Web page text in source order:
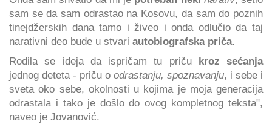
șam se da sam odrastao na Kosovu, da sam do poznih
tinejdžerskih dana tamo i živeo i onda odlučio da taj
narativni deo bude u stvari autobiografska priča.
Rodila se ideja da ispričam tu pričukroz sećanja
jednog deteta - priču o odrastanju, spoznavanju, i sebe i
sveta oko sebe, okolnosti u kojima je moja generacija
odrastala i tako je došlo do ovog kompletnog teksta",
naveo je Jovanović.